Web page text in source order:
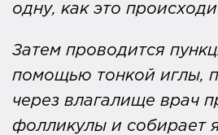
одну, как это
Затем проводится
помощью тонкой иглы,
через влагалище врач
фолликулы и собирает